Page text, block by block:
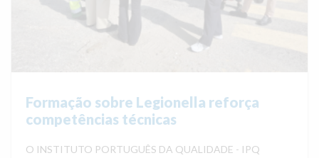
Formação sobre Legionella reforça
competências técnicas
O INSTITUTO PORTUGUÊS DA QUALIDADE - IPQ